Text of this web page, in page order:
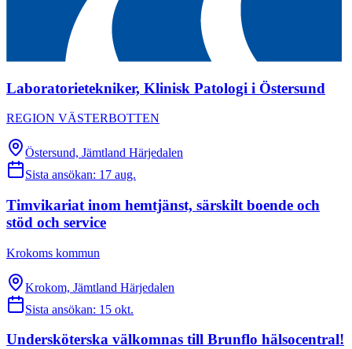
Laboratorietekniker, Klinisk Patologi i Östersund
REGION VÄSTERBOTTEN
Östersund, Jämtland Härjedalen
Sista ansökan: 17 aug.
Timvikariat inom hemtjänst, särskilt boende och
stöd och service
Krokoms kommun
Krokom, Jämtland Härjedalen
Sista ansökan: 15 okt.
Undersköterska välkomnas till Brunflo hälsocentral!